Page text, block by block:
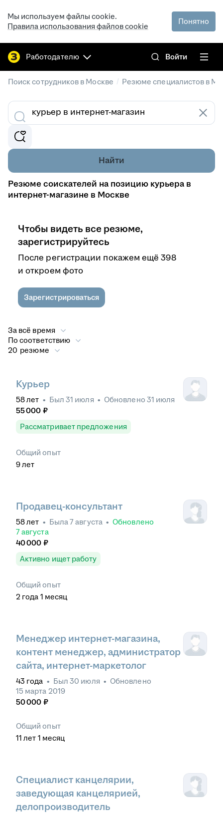
Мы используем файлы cookie.
Правила использования файлов cookie
Понятно
Работодателю Войти
Поиск сотрудников в Москве / Резюме специалистов в
Найти
Резюме соискателей на позицию курьера в
интернет-магазине в Москве
Чтобы видеть все резюме,
зарегистрируйтесь
После регистрации покажем ещё 398
и откроем фото
Зарегистрироваться
За всё время
По соответствию
20 резюме
Курьер
58лет • Был 31 июля • Обновлено 31 июля
55 000 ₽
Рассматривает предложения
Общий опыт
9лет
Продавец-консультант
58лет • Была7 августа • Обновлено
7 августа
40 000 ₽
Активно ищет работу
Общий опыт
2 года 1 месяц
Менеджер интернет-магазина,
контент менеджер, администратор
сайта, интернет-маркетолог
43 года • Был 30 июля • Обновлено
15 марта 2019
50 000 ₽
Общий опыт
11 лет 1 месяц
Специалист канцелярии,
заведующая канцелярией,
делопроизводитель